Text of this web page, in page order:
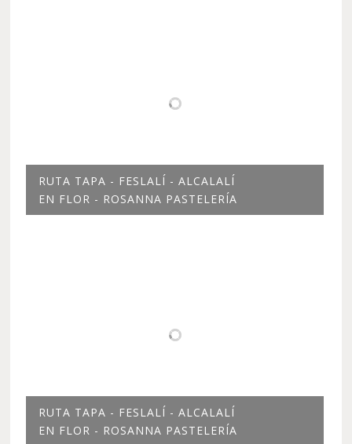
RUTA TAPA - FESLALÍ - ALCALALÍ
EN FLOR - ROSANNA PASTELERÍA
RUTA TAPA - FESLALÍ - ALCALALÍ
EN FLOR - ROSANNA PASTELERÍA